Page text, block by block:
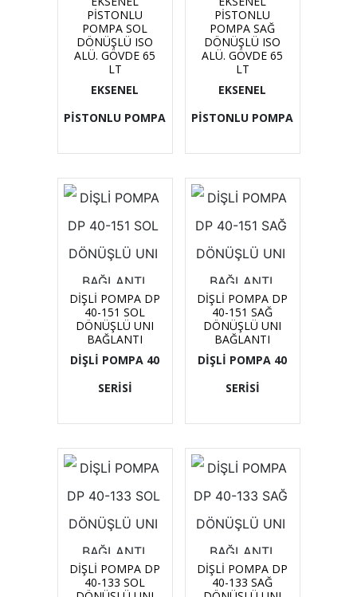
PİSTONLU
POMPA SOL
DÖNÜŞLÜ ISO
ALÜ. GÖVDE 65
LT
EKSENEL
PİSTONLU POMPA
PİSTONLU
POMPA SAĞ
DÖNÜŞLÜ ISO
ALÜ. GÖVDE 65
LT
EKSENEL
PİSTONLU POMPA
DİŞLİ POMPA DP
40-151 SOL
DÖNÜŞLÜ UNI
BAĞLANTI
DİŞLİ POMPA 40
SERİSİ
DİŞLİ POMPA DP
40-151 SAĞ
DÖNÜŞLÜ UNI
BAĞLANTI
DİŞLİ POMPA 40
SERİSİ
DİŞLİ POMPA DP
40-133 SOL
DİŞLİ POMPA DP
40-133 SAĞ